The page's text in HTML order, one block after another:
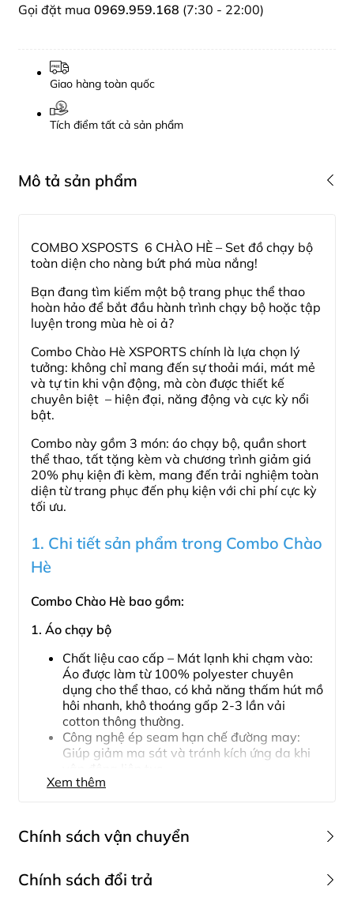
Gọi đặt mua 0969.959.168 (7:30 - 22:00)
Giao hàng toàn quốc
Tích điểm tất cả sản phẩm
Mô tả sản phẩm
COMBO XSPOSTS 6 CHÀO HÈ – Set đồ chạy bộ
toàn diện cho nàng bứt phá mùa nắng!
Bạn đang tìm kiếm một bộ trang phục thể thao
hoàn hảo để bắt đầu hành trình chạy bộ hoặc tập
luyện trong mùa hè oi ả?
Combo Chào Hè XSPORTS chính là lựa chọn lý
tưởng: không chỉ mang đến sự thoải mái, mát mẻ
và tự tin khi vận động, mà còn được thiết kế
chuyên biệt – hiện đại, năng động và cực kỳ nổi
bật.
Combo này gồm 3 món: áo chạy bộ, quần short
thể thao, tất tặng kèm và chương trình giảm giá
20% phụ kiện đi kèm, mang đến trải nghiệm toàn
diện từ trang phục đến phụ kiện với chi phí cực kỳ
tối ưu.
1. Chi tiết sản phẩm trong Combo Chào
Hè
Combo Chào Hè bao gồm:
1. Áo chạy bộ
Chất liệu cao cấp – Mát lạnh khi chạm vào:
Áo được làm từ 100% polyester chuyên
dụng cho thể thao, có khả năng thấm hút mồ
hôi nhanh, khô thoáng gấp 2-3 lần vải
cotton thông thường.
Công nghệ ép seam hạn chế đường may:
Giúp giảm ma sát và tránh kích ứng da khi
Thiết kế dạng 3 lỗ thể thao: Tối ưu hóa khả
thường ngày.
Phong cách thời thượng: Họa tiết chuyển sắc
bất kỳ buổi tập nào.
Xem thêm
Chính sách vận chuyển
1. Các phương thức giao hàng
Chính sách đổi trả